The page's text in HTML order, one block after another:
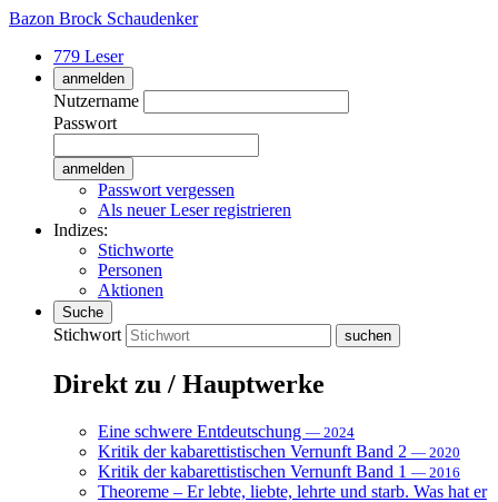
Bazon Brock Schaudenker
779 Leser
anmelden
Nutzername
Passwort
Passwort vergessen
Als neuer Leser registrieren
Indizes:
Stichworte
Personen
Aktionen
Suche
Stichwort
Direkt zu / Hauptwerke
Eine schwere Entdeutschung — 2024
Kritik der kabarettistischen Vernunft Band 2 — 2020
Kritik der kabarettistischen Vernunft Band 1 — 2016
Theoreme – Er lebte, liebte, lehrte und starb. Was hat er